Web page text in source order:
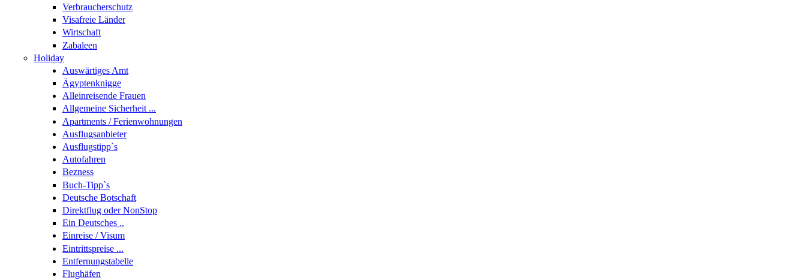
Verbraucherschutz
Visafreie Länder
Wirtschaft
Zabaleen
Holiday
Auswärtiges Amt
Ägyptenknigge
Alleinreisende Frauen
Allgemeine Sicherheit ...
Apartments / Ferienwohnungen
Ausflugsanbieter
Ausflugstipp`s
Autofahren
Bezness
Buch-Tipp`s
Deutsche Botschaft
Direktflug oder NonStop
Ein Deutsches ..
Einreise / Visum
Eintrittspreise ...
Entfernungstabelle
Flughäfen